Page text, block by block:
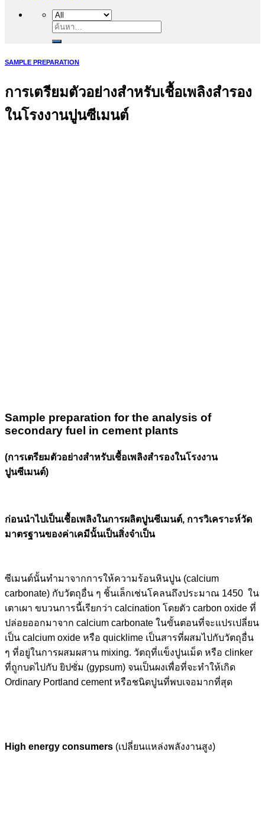
ค้นหา:
SAMPLE PREPARATION
การเตรียมตัวอย่างสำหรับเชื้อเพลิงสำรอง
ในโรงงานปูนซีเมนต์
Sample preparation for the analysis of
secondary fuel in cement plants
(การเตรียมตัวอย่างสำหรับเชื้อเพลิงสำรองในโรงงาน
ปูนซีเมนต์)
ก่อนนำไปเป็นเชื้อเพลิงในการผลิตปูนซีเมนต์, การวิเคราะห์วัด
มาตรฐานของค่าเคมีนั้นเป็นสิ่งจำเป็น
ซีเมนต์นั้นทำมาจากการให้ความร้อนหินปูน (calcium
carbonate) กับวัตถุอื่น ๆ ชิ้นเล็กเช่นโคลนถึงประมาณ 1450 ใน
เตาเผา ขบวนการนี้เรียกว่า calcination โดยตัว carbon oxide ที่
ปล่อยออกมาจาก calcium carbonate ในขั้นตอนที่จะแปรเปลี่ยน
เป็น calcium oxide หรือ quicklime เป็นสารที่ผสมไปกับวัตถุอื่น
ๆ ที่อยู่ในการผสมผสาน mixing. วัตถุที่แข็งปูนเม็ด หรือ clinker
ที่ถูกบดไปกับ ยิปซั่ม (gypsum) จนเป็นผงเพื่อที่จะทำให้เกิด
Ordinary Portland cement หรือชนิดปูนที่พบเจอมากที่สุด
High energy consumers (เปลี่ยนแหล่งพลังงานสูง)